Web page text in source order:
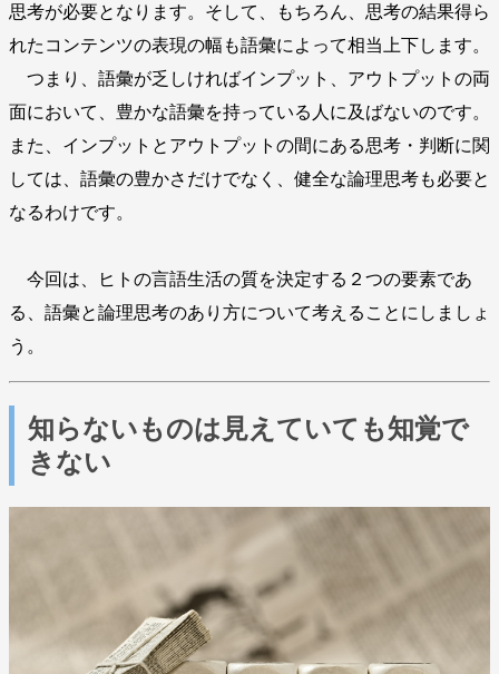
思考が必要となります。そして、もちろん、思考の結果得ら
れたコンテンツの表現の幅も語彙によって相当上下します。
つまり、語彙が乏しければインプット、アウトプットの両
面において、豊かな語彙を持っている人に及ばないのです。
また、インプットとアウトプットの間にある思考・判断に関
しては、語彙の豊かさだけでなく、健全な論理思考も必要と
なるわけです。
今回は、ヒトの言語生活の質を決定する２つの要素であ
る、語彙と論理思考のあり方について考えることにしましょ
う。
知らないものは見えていても知覚で
きない